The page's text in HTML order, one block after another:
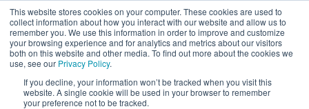
This website stores cookies on your computer. These cookies are used to
collect information about how you interact with our website and allow us to
remember you. We use this information in order to improve and customize
your browsing experience and for analytics and metrics about our visitors
both on this website and other media. To find out more about the cookies we
use, see our Privacy Policy.
If you decline, your information won’t be tracked when you visit this
website. A single cookie will be used in your browser to remember
your preference not to be tracked.